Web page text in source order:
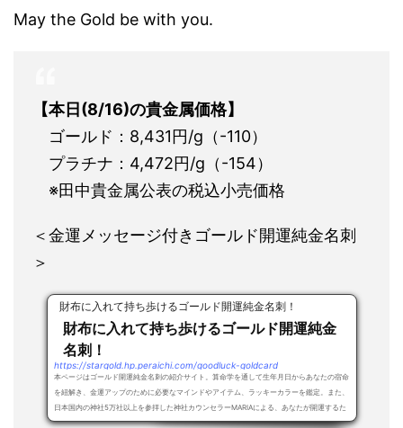
May the Gold be with you.
【本日(8/16)の貴金属価格】
ゴールド：8,431円/g（-110）
プラチナ：4,472円/g（-154）
※田中貴金属公表の税込小売価格
＜金運メッセージ付きゴールド開運純金名刺
＞
財布に入れて持ち歩けるゴールド開運純金名刺！
財布に入れて持ち歩けるゴールド開運純金
名刺！
https://stargold.hp.peraichi.com/goodluck-goldcard
本ページはゴールド開運純金名刺の紹介サイト。算命学を通して生年月日からあなたの宿命
を紐解き、金運アップのために必要なマインドやアイテム、ラッキーカラーを鑑定。また、
日本国内の神社5万社以上を参拝した神社カウンセラーMARIAによる、あなたが開運するた
め...